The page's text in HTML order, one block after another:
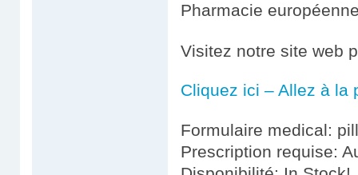
Pharmacie
Visitez notre site web
Cliquez ici – Allez à la
Formulaire medical: pill
Prescription requise: